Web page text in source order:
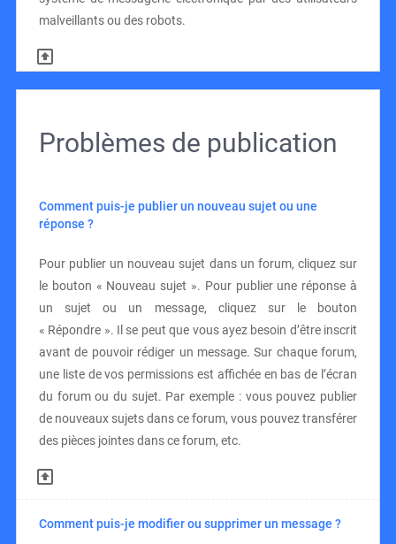
malveillants ou des robots.
Problèmes de publication
Comment puis-je publier un nouveau sujet ou une
réponse ?
Pour publier un nouveau sujet dans un forum, cliquez sur
le bouton « Nouveau sujet ». Pour publier une réponse à
un sujet ou un message, cliquez sur le bouton
« Répondre ». Il se peut que vous ayez besoin d’être inscrit
avant de pouvoir rédiger un message. Sur chaque forum,
une liste de vos permissions est affichée en bas de l’écran
du forum ou du sujet. Par exemple : vous pouvez publier
de nouveaux sujets dans ce forum, vous pouvez transférer
des pièces jointes dans ce forum, etc.
Comment puis-je modifier ou supprimer un message ?